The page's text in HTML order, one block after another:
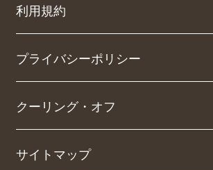
利用規約
プライバシーポリシー
クーリング・オフ
サイトマップ